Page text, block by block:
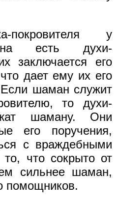
покровителя у
есть духи-
заключается его
дает ему их его
Если шаман служит
то духи-
шаману. Они
его поручения,
с враждебными
то, что сокрыто от
сильнее шаман,
помощников.